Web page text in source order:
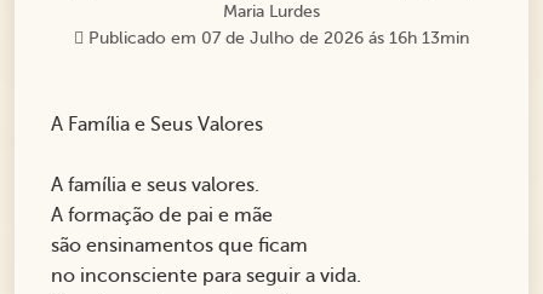
Maria Lurdes
Publicado em 07 de Julho de 2026 ás 16h 13min
A Família e Seus Valores
A família e seus valores.
A formação de pai e mãe
são ensinamentos que ficam
no inconsciente para seguir a vida.